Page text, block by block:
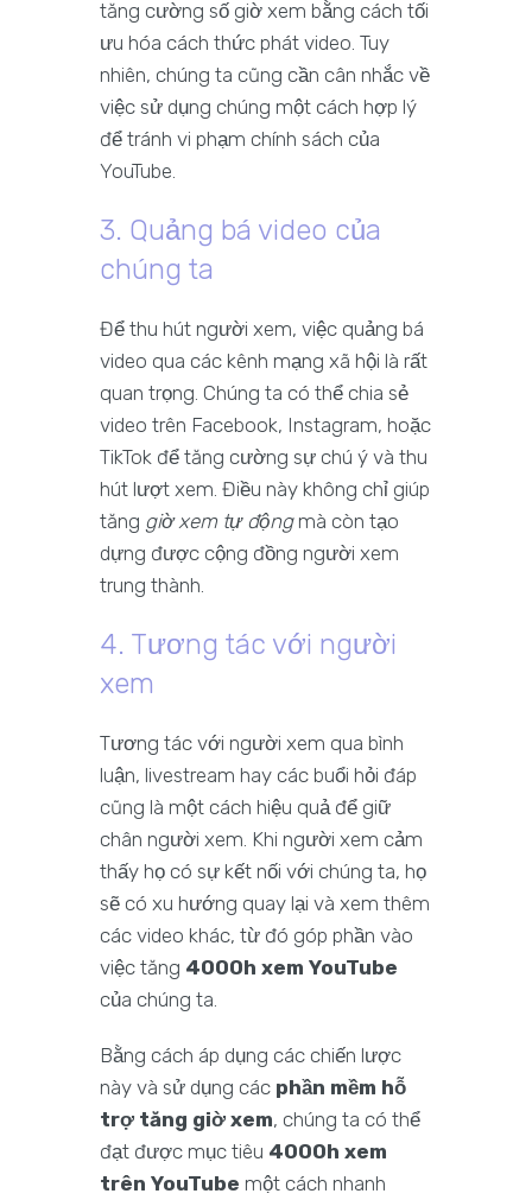
tăng cường số giờ xem bằng cách tối
ưu hóa cách thức phát video. Tuy
nhiên, chúng ta cũng cần cân nhắc về
việc sử dụng chúng một cách hợp lý
để tránh vi phạm chính sách của
YouTube.
3. Quảng bá video của
chúng ta
Để thu hút người xem, việc quảng bá
video qua các kênh mạng xã hội là rất
quan trọng. Chúng ta có thể chia sẻ
video trên Facebook, Instagram, hoặc
TikTok để tăng cường sự chú ý và thu
hút lượt xem. Điều này không chỉ giúp
tăng giờ xem tự độngmà còn tạo
dựng được cộng đồng người xem
trung thành.
4. Tương tác với người
xem
Tương tác với người xem qua bình
luận, livestream hay các buổi hỏi đáp
cũng là một cách hiệu quả để giữ
chân người xem. Khi người xem cảm
thấy họ có sự kết nối với chúng ta, họ
sẽ có xu hướng quay lại và xem thêm
các video khác, từ đó góp phần vào
việc tăng 4000h xem YouTube
của chúng ta.
Bằng cách áp dụng các chiến lược
này và sử dụng các phần mềm hỗ
trợ tăng giờ xem, chúng ta có thể
đạt được mục tiêu 4000h xem
trên YouTube một cách nhanh